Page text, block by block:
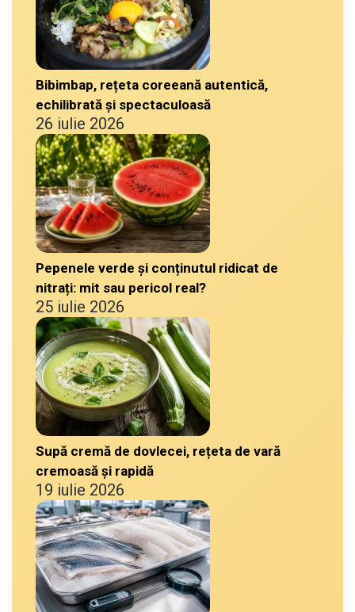
Bibimbap, rețeta coreeană autentică,
echilibrată și spectaculoasă
26 iulie 2026
Pepenele verde și conținutul ridicat de
nitrați: mit sau pericol real?
25 iulie 2026
Supă cremă de dovlecei, rețeta de vară
cremoasă și rapidă
19 iulie 2026